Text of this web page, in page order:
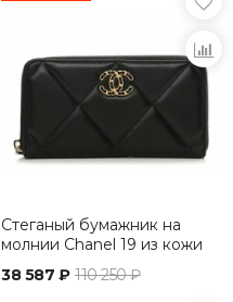
Стеганый бумажник на
молнии Chanel 19 из кожи
38 587 ₽ 110 250 ₽